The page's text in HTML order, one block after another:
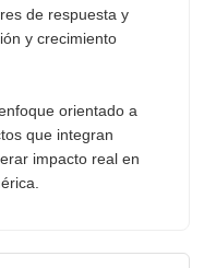
de respuesta y
y crecimiento
orientado a
que integran
impacto real en